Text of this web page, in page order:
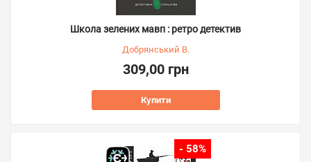
Школа зелених мавп : ретро детектив
Добрянський В.
309,00 грн
Купити
- 58%